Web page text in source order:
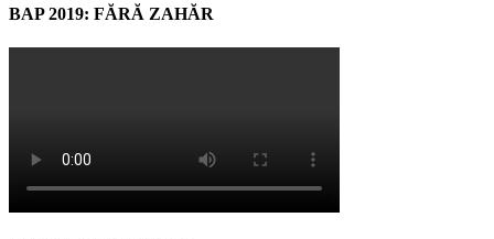
BAP 2019: FĂRĂ ZAHĂR